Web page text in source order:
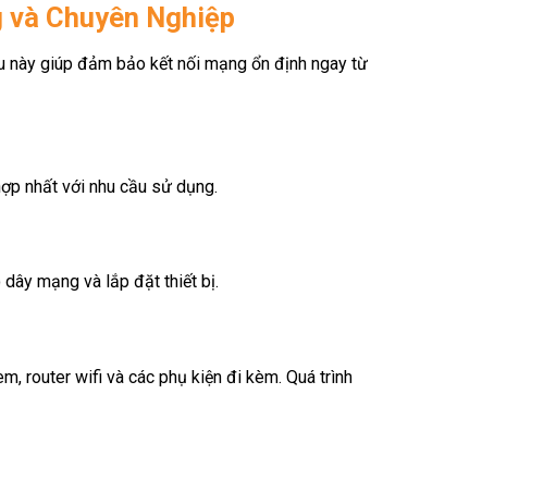
Chuyên Nghiệp
giúp đảm bảo kết nối mạng ổn định ngay từ
nhất với nhu cầu sử dụng.
mạng và lắp đặt thiết bị.
router wifi và các phụ kiện đi kèm. Quá trình